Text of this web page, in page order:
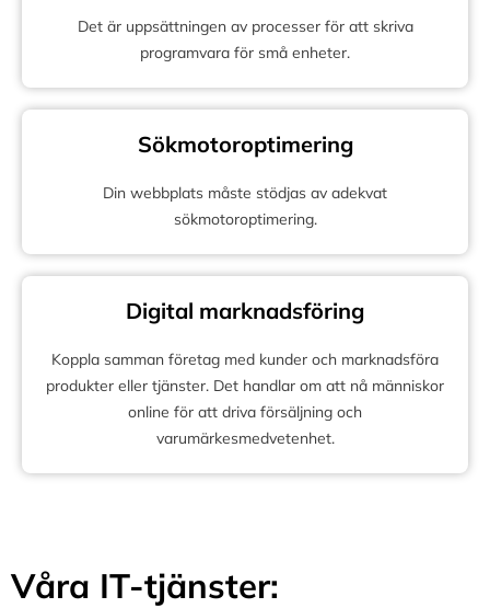
Det är uppsättningen av processer för att skriva
programvara för små enheter.
Sökmotoroptimering
Din webbplats måste stödjas av adekvat
sökmotoroptimering.
Digital marknadsföring
Koppla samman företag med kunder och marknadsföra
produkter eller tjänster. Det handlar om att nå människor
online för att driva försäljning och
varumärkesmedvetenhet.
Våra IT-tjänster: